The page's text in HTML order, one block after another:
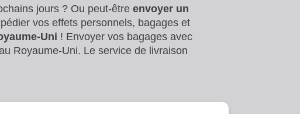
jours ? Ou peut-être envoyer un
vos effets personnels, bagages et
Uni ! Envoyer vos bagages avec
Royaume-Uni. Le service de livraison